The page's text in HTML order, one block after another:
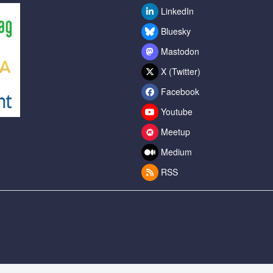
LinkedIn
Bluesky
Mastodon
X (Twitter)
Facebook
Youtube
Meetup
Medium
RSS